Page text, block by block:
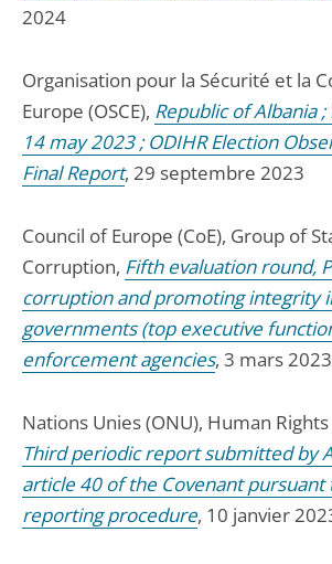
2024
Organisation pour la Sécurité et la
Europe (OSCE), Republic of Albania
14 may 2023 ; ODIHR Election
Final Report, 29 septembre 2023
Council of Europe (CoE), Group of
Corruption, Fifth evaluation round,
corruption and promoting integrity
governments (top executive
enforcement agencies, 3 mars 2023
Nations Unies (ONU), Human
Third periodic report submitted by
article 40 of the Covenant
reporting procedure, 10 janvier